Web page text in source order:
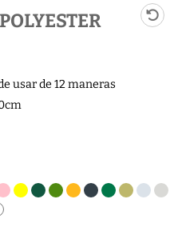
usar de 12 maneras